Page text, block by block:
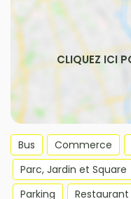
Bus Commerce
Parc, Jardin et Square
Parking
Restaurant